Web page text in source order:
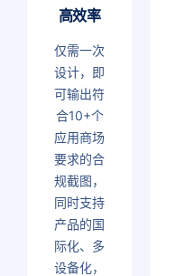
高效率
仅需一次
设计，即
可输出符
合10+个
应用商场
要求的合
规截图，
同时支持
产品的国
际化、多
设备化，